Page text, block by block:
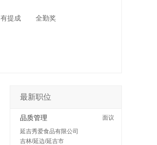
有提成 全勤奖
最新职位
品质管理
面议
延吉秀爱食品有限公司
吉林/延边/延吉市